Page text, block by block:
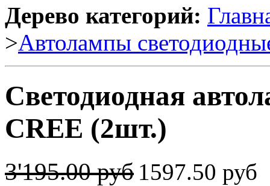
Дерево категорий:
>Автолампы
Светодиодная
CREE (2шт.)
3'195.00 руб 1597.50 руб